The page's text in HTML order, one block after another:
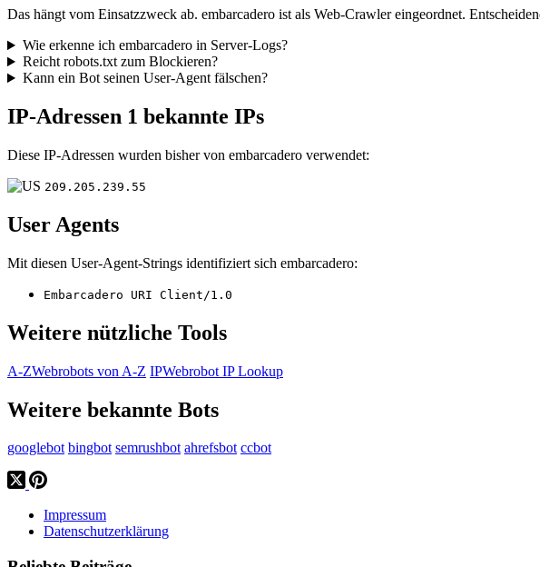
Das hängt vom Einsatzzweck ab. embarcadero ist als Web-Crawler eingeordnet.
Wie erkenne ich embarcadero in Server-Logs?
Reicht robots.txt zum Blockieren?
Kann ein Bot seinen User-Agent fälschen?
IP-Adressen 1 bekannte IPs
Diese IP-Adressen wurden bisher von embarcadero verwendet:
209.205.239.55
User Agents
Mit diesen User-Agent-Strings identifiziert sich embarcadero:
Embarcadero URI Client/1.0
Weitere nützliche Tools
A-ZWebrobots von A-Z IPWebrobot IP Lookup
Weitere bekannte Bots
googlebot bingbot semrushbot ahrefsbot ccbot
Impressum
Datenschutzerklärung